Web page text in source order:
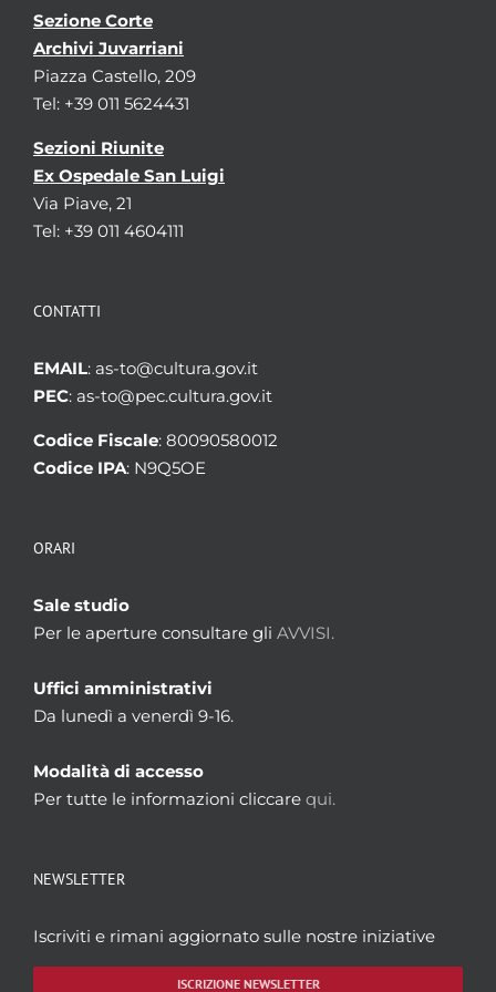
Sezione Corte
Archivi Juvarriani
Piazza Castello, 209
Tel: +39 011 5624431
Sezioni Riunite
Ex Ospedale San Luigi
Via Piave, 21
Tel: +39 011 4604111
CONTATTI
EMAIL: as-to@cultura.gov.it
PEC: as-to@pec.cultura.gov.it
Codice Fiscale: 80090580012
Codice IPA: N9Q5OE
ORARI
Sale studio
Per le aperture consultare gli AVVISI.
Uffici amministrativi
Da lunedì a venerdì 9-16.
Modalità di accesso
Per tutte le informazioni cliccare qui.
NEWSLETTER
Iscriviti e rimani aggiornato sulle nostre iniziative
ISCRIZIONE NEWSLETTER